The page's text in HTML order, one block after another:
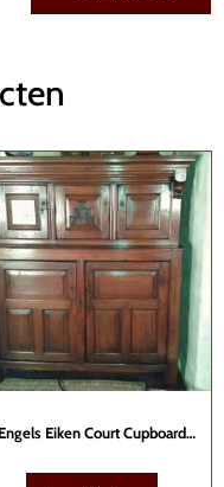
Engels Eiken Court Cupboard
KAS00012